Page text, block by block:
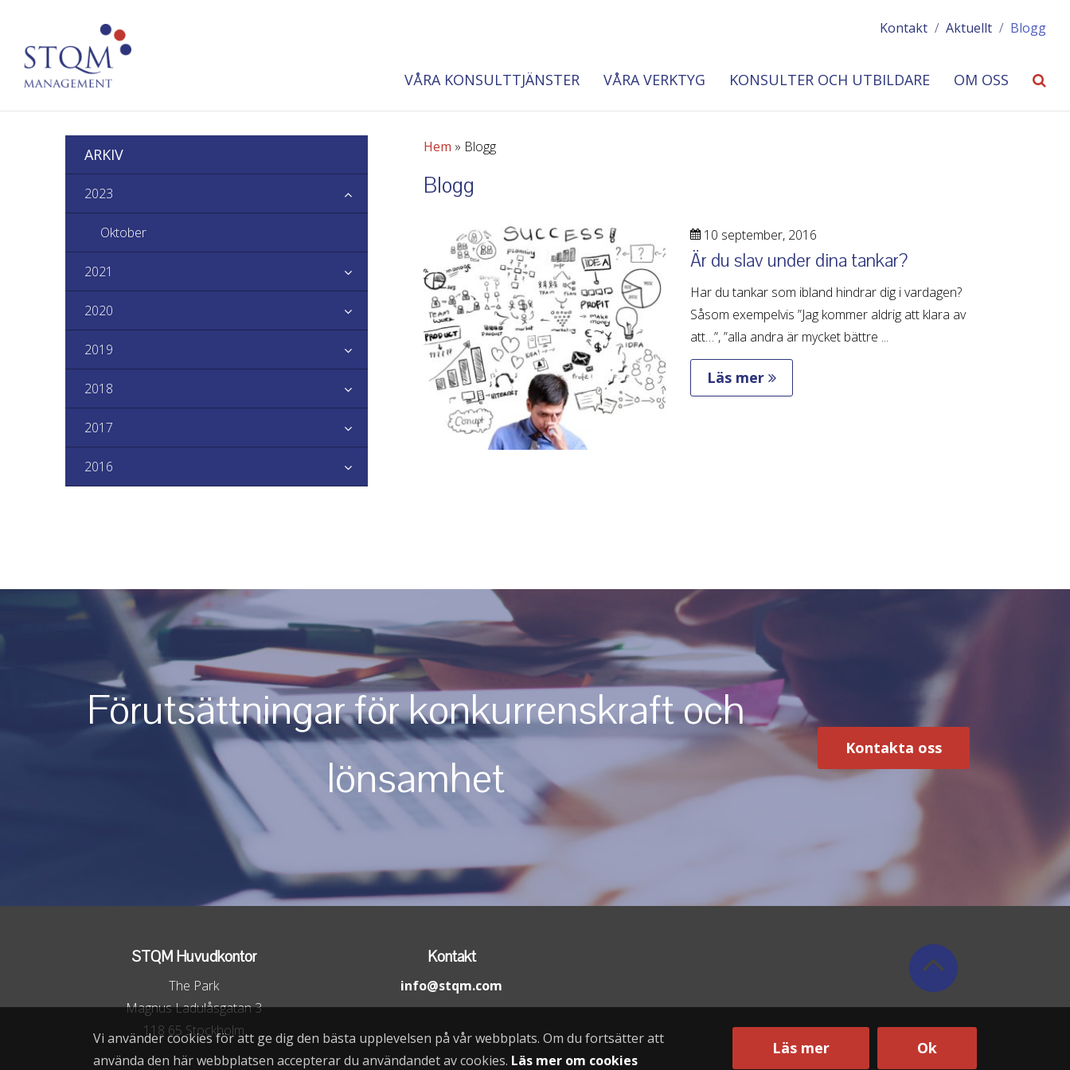
Kontakt / Aktuellt / Blogg
VÅRA KONSULTTJÄNSTER VÅRA VERKTYG KONSULTER OCH UTBILDARE OM OSS
Hem » Blogg
Blogg
10 september, 2016
Är du slav under dina tankar?
Har du tankar som ibland hindrar dig i vardagen?
Såsom exempelvis ”Jag kommer aldrig att klara av
att…”, ”alla andra är mycket bättre ...
Läs mer
ARKIV
2023
Oktober
2021
2020
2019
2018
2017
2016
Förutsättningar för konkurrenskraft och
lönsamhet
Kontakta oss
STQM Huvudkontor
The Park
Magnus Ladulåsgatan 3
118 65 Stockholm
Kontakt
info@stqm.com
Vi använder cookies för att ge dig den bästa upplevelsen på vår webbplats. Om du fortsätter att
använda den här webbplatsen accepterar du användandet av cookies. Läs mer om cookies
Ok
Läs mer